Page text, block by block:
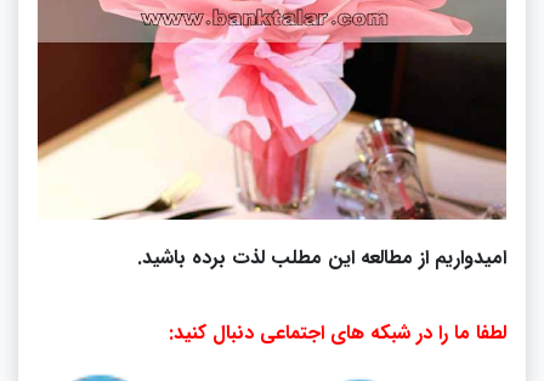
امیدواریم از مطالعه این مطلب لذت برده باشید.
لطفا ما را در شبکه های اجتماعی دنبال کنید: